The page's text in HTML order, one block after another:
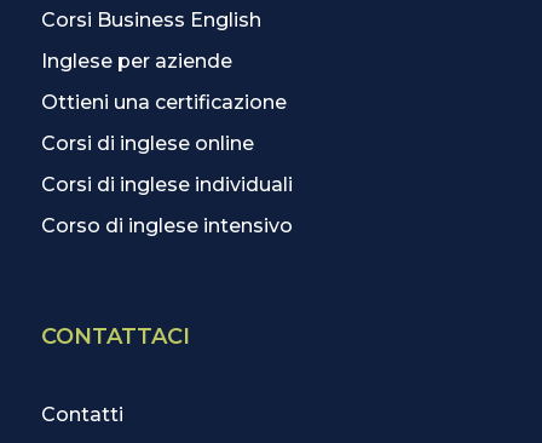
Corsi Business English
Inglese per aziende
Ottieni una certificazione
Corsi di inglese online
Corsi di inglese individuali
Corso di inglese intensivo
CONTATTACI
Contatti